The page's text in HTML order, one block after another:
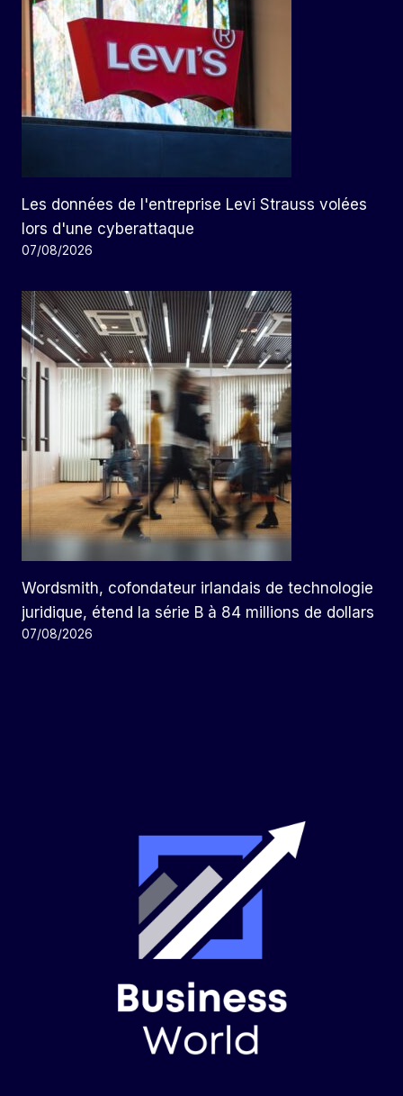
Les données de l'entreprise Levi Strauss volées
lors d'une cyberattaque
07/08/2026
Wordsmith, cofondateur irlandais de technologie
juridique, étend la série B à 84 millions de dollars
07/08/2026